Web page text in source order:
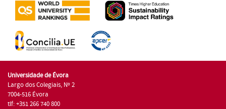
Universidade de Évora
Largo dos Colegiais, Nº 2
7004-516 Évora
tlf: +351 266 740 800